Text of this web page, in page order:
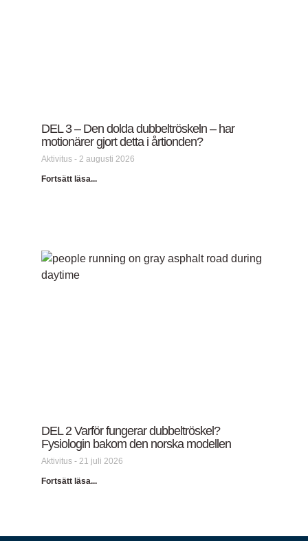
DEL 3 – Den dolda dubbeltröskeln – har
motionärer gjort detta i årtionden?
Aktivitus 2 augusti 2026
Fortsätt läsa...
DEL 2 Varför fungerar dubbeltröskel?
Fysiologin bakom den norska modellen
Aktivitus 21 juli 2026
Fortsätt läsa...